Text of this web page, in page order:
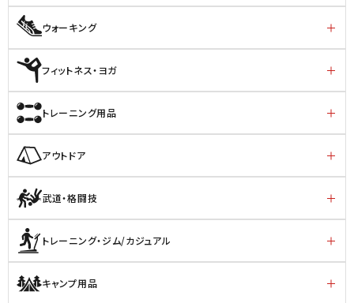
ウォーキング
フィットネス・ヨガ
トレーニング用品
アウトドア
武道・格闘技
トレーニング・ジム/カジュアル
キャンプ用品